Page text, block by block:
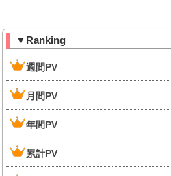
▼Ranking
週間PV
月間PV
年間PV
累計PV